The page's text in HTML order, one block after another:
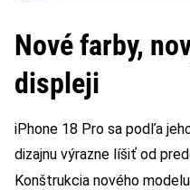
Nové farby,
displeji
iPhone 18 Pro sa podľa
dizajnu výrazne líšiť od
Konštrukcia nového